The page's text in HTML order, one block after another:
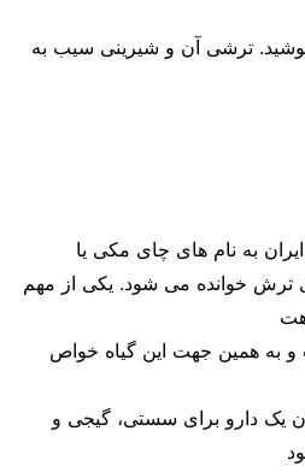
ترشی آن و شیرینی سیب به
به نام های چای مکی یا
خوانده می شود. یکی از مهم
و به همین جهت این گیاه خواص
یک دارو برای سستی، گیجی و